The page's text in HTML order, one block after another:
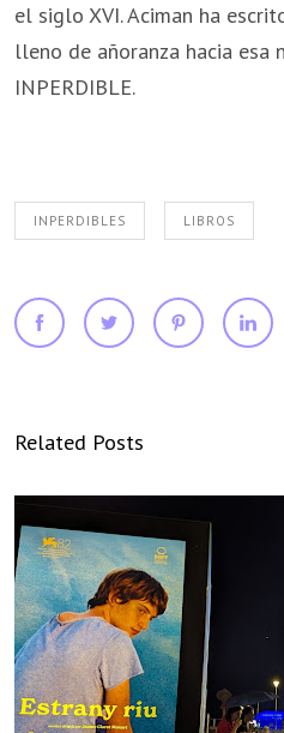
el siglo XVI. Aciman ha
lleno de añoranza hacia esa
INPERDIBLE.
INPERDIBLES LIBROS
Related Posts